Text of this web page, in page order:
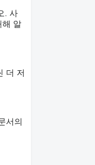
. 사
해 알
더 저
서의